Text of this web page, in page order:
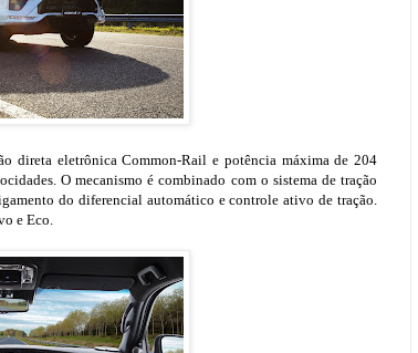
direta eletrônica Common-Rail e potência máxima de 204
O mecanismo é combinado com o sistema de tração
do diferencial automático e controle ativo de tração.
e Eco.